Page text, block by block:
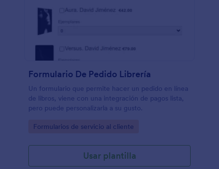
Formulario De Pedido Librería
Un formulario que permite hacer un pedido en línea
de libros, viene con una integración de pagos lista,
pero puede personalizarla a su gusto.
Go to Category:
Formularios de servicio al cliente
Usar plantilla